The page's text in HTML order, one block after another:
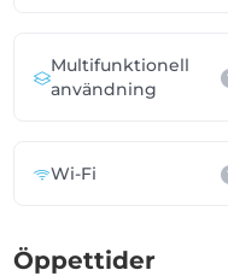
Multifunktionell
användning
Wi-Fi
Öppettider